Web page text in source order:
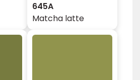
645A
Matcha latte